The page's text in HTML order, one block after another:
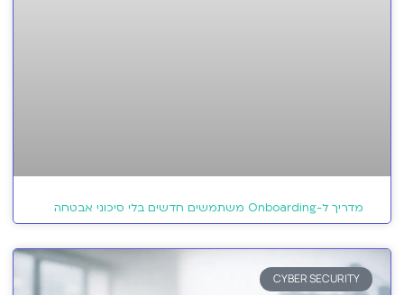
מדריך ל-Onboarding משתמשים חדשים בלי סיכוני אבטחה
CYBER SECURITY